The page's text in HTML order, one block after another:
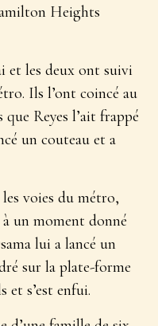
Heights
et les deux ont suivi
Ils l’ont coincé au
Reyes l’ait frappé
un couteau et a
voies du métro,
un moment donné
lui a lancé un
sur la plate-forme
et s’est enfui.